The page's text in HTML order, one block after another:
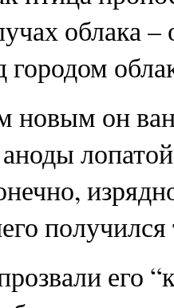
облака –
городом
новым он
его